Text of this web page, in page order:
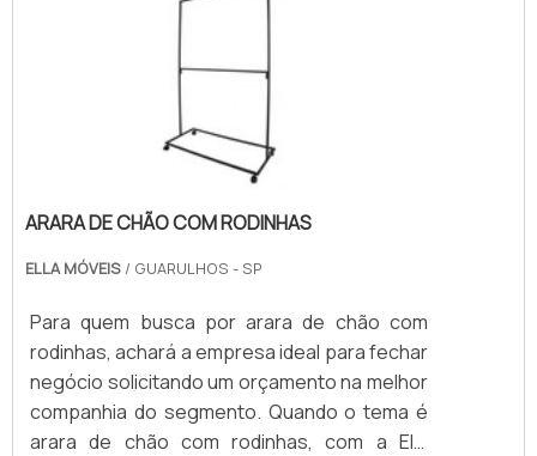
responsável pela comercialização dos
necessidade das lojas vai muito além do.
ARARA DE CHÃO COM RODINHAS
ELLA MÓVEIS / GUARULHOS - SP
Para quem busca por arara de chão com
rodinhas, achará a empresa ideal para fechar
negócio solicitando um orçamento na melhor
companhia do segmento. Quando o tema é
arara de chão com rodinhas, com a Ella